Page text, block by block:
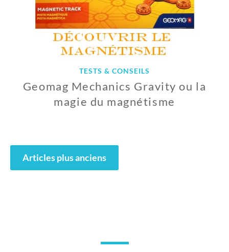
TESTS & CONSEILS
Geomag Mechanics Gravity ou la
magie du magnétisme
Navigation
des
Articles plus anciens